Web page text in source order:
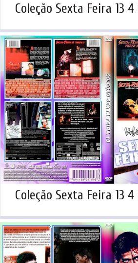
Coleção Sexta Feira 13 4
Coleção Sexta Feira 13 4